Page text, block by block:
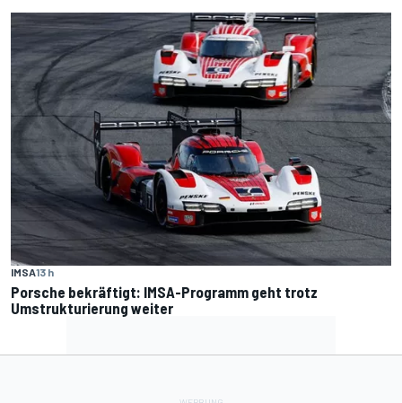
IMSA13 h
Porsche bekräftigt: IMSA-Programm geht trotz
Umstrukturierung weiter